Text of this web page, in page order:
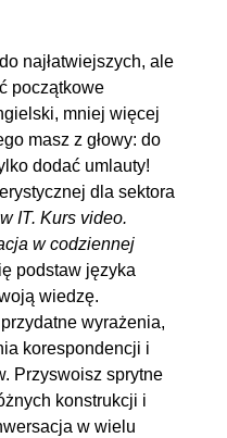
00:03:41
00:05:57
00:08:26
00:08:44
00:06:19
najłatwiejszych, ale
początkowe
mniej więcej
masz z głowy: do
dodać umlauty!
dla sektora
IT. Kurs video.
w codziennej
podstaw języka
wiedzę.
wyrażenia,
korespondencji i
Przyswoisz sprytne
konstrukcji i
w wielu